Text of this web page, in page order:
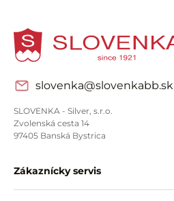
slovenka@slovenkabb.sk
SLOVENKA - Silver, s.r.o.
Zvolenská cesta 14
97405 Banská Bystrica
Zákaznícky servis